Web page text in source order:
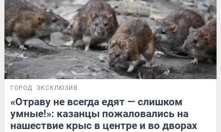
ГОРОД ЭКСКЛЮЗИВ
«Отраву не всегда едят — слишком
умные!»: казанцы пожаловались на
нашествие крыс в центре и во дворах